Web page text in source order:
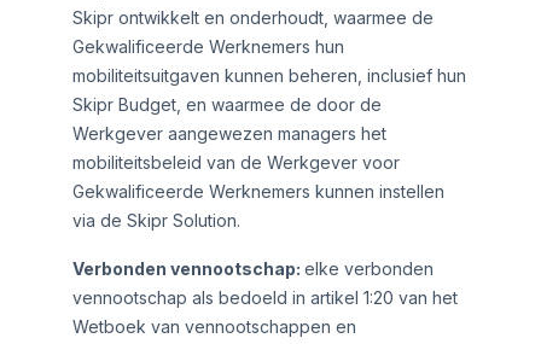
Skipr ontwikkelt en onderhoudt, waarmee de
Gekwalificeerde Werknemers hun
mobiliteitsuitgaven kunnen beheren, inclusief hun
Skipr Budget, en waarmee de door de
Werkgever aangewezen managers het
mobiliteitsbeleid van de Werkgever voor
Gekwalificeerde Werknemers kunnen instellen
via de Skipr Solution.
Verbonden vennootschap: elke verbonden
vennootschap als bedoeld in artikel 1:20 van het
Wetboek van vennootschappen en